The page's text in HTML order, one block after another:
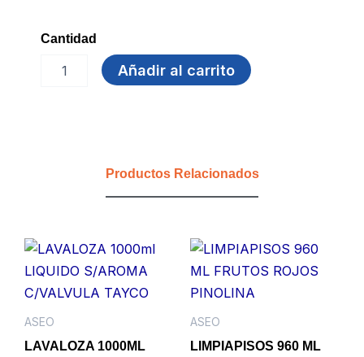
Cantidad
PLASTICA
Añadir al carrito
Productos Relacionados
ASEO
LAVALOZA 1000ML
ASEO
LIMPIAPISOS 960 ML